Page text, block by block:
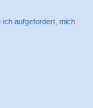
ich aufgefordert, mich